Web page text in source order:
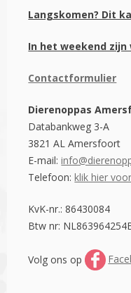
Langskomen? Dit
In het weekend
Contactformulier
Dierenoppas
Databankweg 3-A
3821 AL Amersfoort
E-mail:
Telefoon:klik hier
KvK-nr.: 86430084
Btw nr:
Volg ons op